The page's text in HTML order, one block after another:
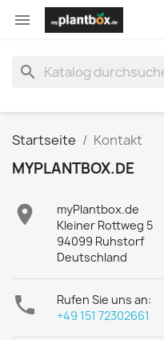

search
Startseite Kontakt
MYPLANTBOX.DE

myPlantbox.de
Kleiner Rottweg 5
94099 Ruhstorf
Deutschland

Rufen Sie uns an:
+49 151 72302661